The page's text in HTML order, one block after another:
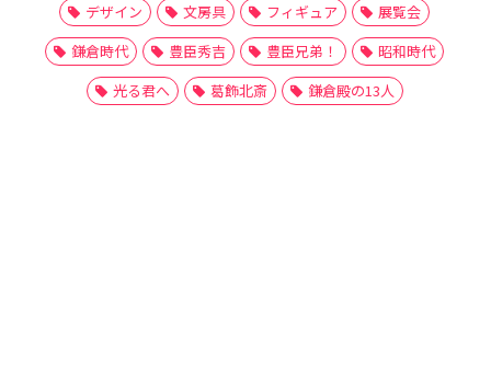
デザイン
文房具 フィギュア
展覧会
鎌倉時代
豊臣秀吉 豊臣兄弟！
昭和時代
光る君へ
葛飾北斎 鎌倉殿の13人